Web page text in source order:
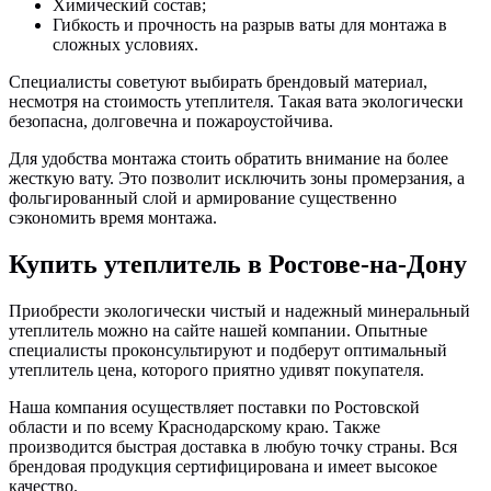
Химический состав;
Гибкость и прочность на разрыв ваты для монтажа в
сложных условиях.
Специалисты советуют выбирать брендовый материал,
несмотря на стоимость утеплителя. Такая вата экологически
безопасна, долговечна и пожароустойчива.
Для удобства монтажа стоить обратить внимание на более
жесткую вату. Это позволит исключить зоны промерзания, а
фольгированный слой и армирование существенно
сэкономить время монтажа.
Купить утеплитель в Ростове-на-Дону
Приобрести экологически чистый и надежный минеральный
утеплитель можно на сайте нашей компании. Опытные
специалисты проконсультируют и подберут оптимальный
утеплитель цена, которого приятно удивят покупателя.
Наша компания осуществляет поставки по Ростовской
области и по всему Краснодарскому краю. Также
производится быстрая доставка в любую точку страны. Вся
брендовая продукция сертифицирована и имеет высокое
качество.